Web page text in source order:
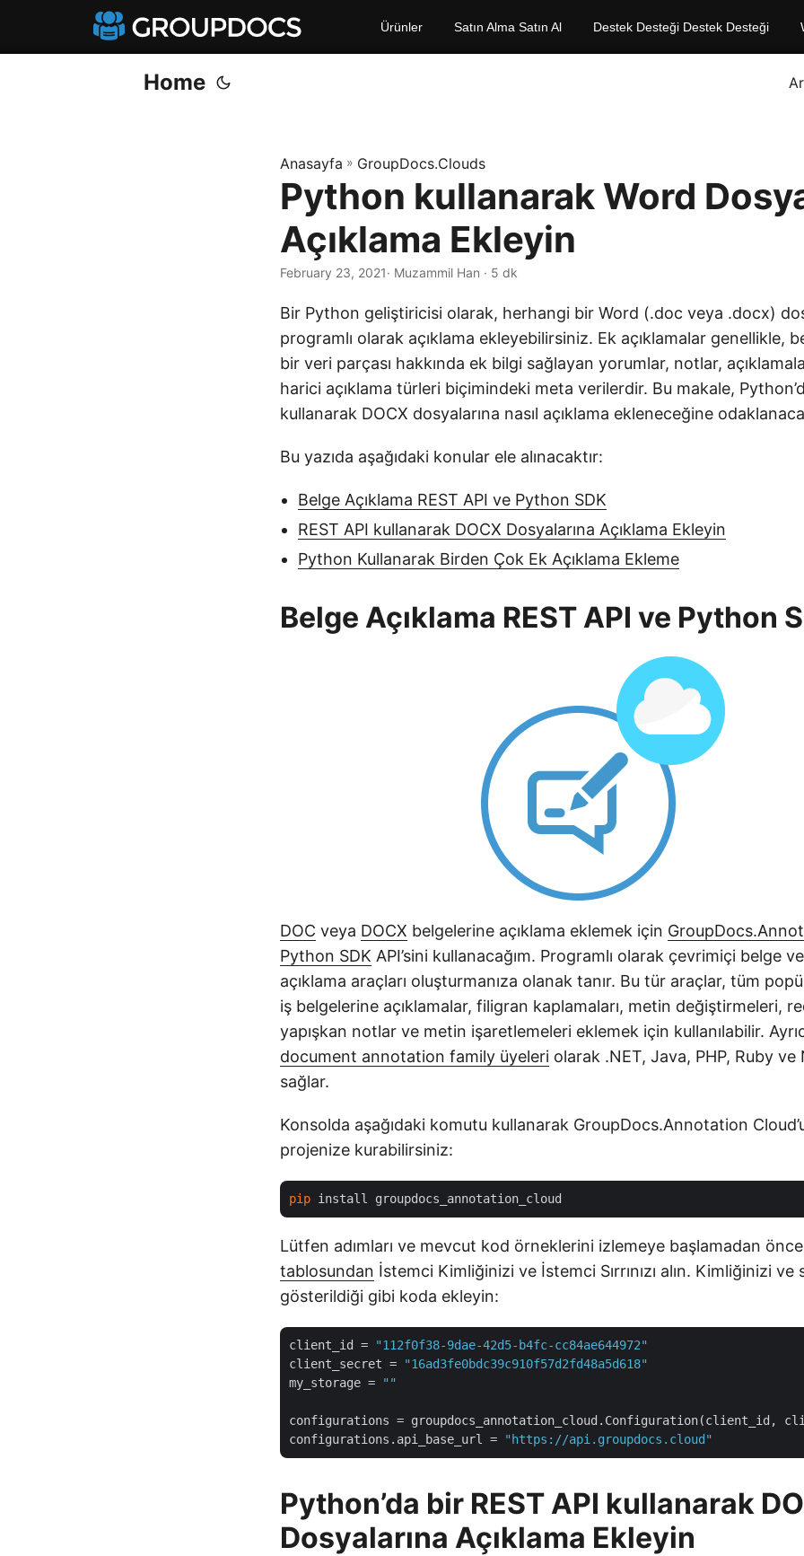
Ürünler Satın Alma Satın Al Destek Desteği Destek Desteği
Home
Anasayfa » GroupDocs.Clouds
Python kullanarak Word
Açıklama Ekleyin
February 23, 2021· Muzammil Han · 5 dk
Bir Python geliştiricisi olarak, herhangi bir Word (.doc veya .docx)
programlı olarak açıklama ekleyebilirsiniz. Ek açıklamalar genellikle,
bir veri parçası hakkında ek bilgi sağlayan yorumlar, notlar,
harici açıklama türleri biçimindeki meta verilerdir. Bu makale,
kullanarak DOCX dosyalarına nasıl açıklama ekleneceğine
Bu yazıda aşağıdaki konular ele alınacaktır:
Belge Açıklama REST API ve Python SDK
REST API kullanarak DOCX Dosyalarına Açıklama Ekleyin
Python Kullanarak Birden Çok Ek Açıklama Ekleme
Belge Açıklama REST API ve Python
DOC veya DOCX belgelerine açıklama eklemek için
Python SDK API’sini kullanacağım. Programlı olarak çevrimiçi belge
açıklama araçları oluşturmanıza olanak tanır. Bu tür araçlar, tüm
iş belgelerine açıklamalar, filigran kaplamaları, metin değiştirmeleri,
yapışkan notlar ve metin işaretlemeleri eklemek için kullanılabilir.
document annotation family üyeleri olarak .NET, Java, PHP, Ruby ve
sağlar.
Konsolda aşağıdaki komutu kullanarak GroupDocs.Annotation
projenize kurabilirsiniz:
pip
Lütfen adımları ve mevcut kod örneklerini izlemeye başlamadan önce
tablosundan İstemci Kimliğinizi ve İstemci Sırrınızı alın. Kimliğinizi ve
gösterildiği gibi koda ekleyin:
client_id =
"112f0f38-9dae-42d5-b4fc-cc84ae644972"
client_secret =
"16ad3fe0bdc39c910f57d2fd48a5d618"
my_storage = ""
configurations
configurations.api_base_url
= "https://api.groupdocs.cloud"
Python’da bir REST API kullanarak
Dosyalarına Açıklama Ekleyin